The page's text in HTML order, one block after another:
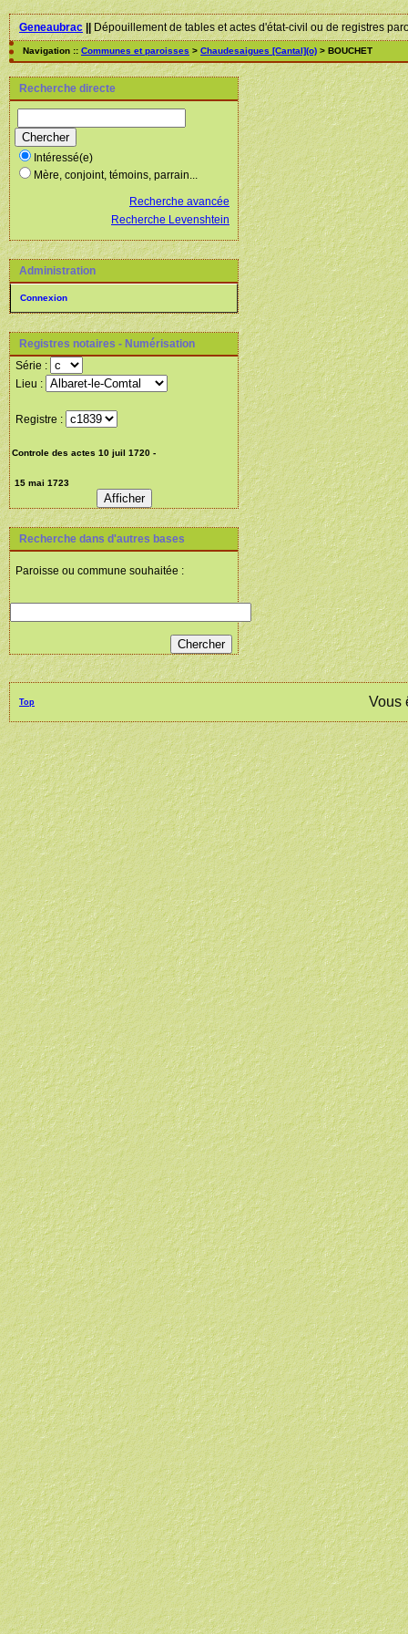
Geneaubrac||Dépouillement de tables et actes d'état-civil ou de registres
Navigation :: Communes et paroisses > Chaudesaigues [Cantal](o) > BOUCHET
Recherche directe
Intéressé(e)
Mère, conjoint, témoins, parrain...
Recherche avancée
Recherche Levenshtein
Administration
Connexion
Registres notaires - Numérisation
Série :
Lieu :
Registre :
Recherche dans d'autres bases
Paroisse ou commune souhaitée :
Top Vous